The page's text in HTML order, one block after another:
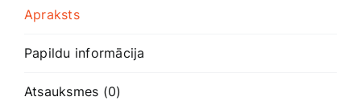
Apraksts
Papildu informācija
Atsauksmes (0)